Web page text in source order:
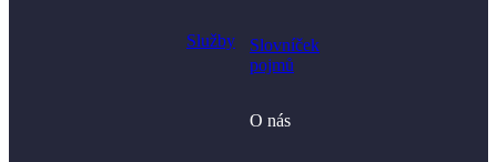
Služby
Slovníček
pojmů
O nás